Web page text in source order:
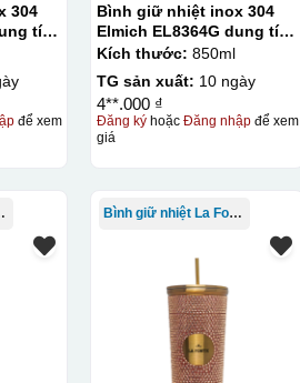
304
tích
để xem
Bình giữ nhiệt inox 304
Elmich EL8364G dung tích
850ml
Kích thước: 850ml
TG sản xuất: 10 ngày
4**.000 ₫
Đăng kýhoặc Đăng nhậpđể xem
giá
Bình giữ nhiệt La Fonte